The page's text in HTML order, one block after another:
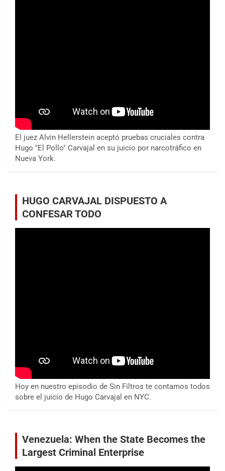
El juez Alvin Hellerstein aceptó pruebas cruciales contra
Hugo "El Pollo" Carvajal en su juicio por narcotráfico en
Nueva York.
HUGO CARVAJAL DISPUESTO A
CONFESAR TODO
Hoy en nuestro episodio de Sin Filtros te contamos todos
sobre el juicio de Hugo Carvajal en NYC.
Venezuela: When the State Becomes the
Largest Criminal Enterprise